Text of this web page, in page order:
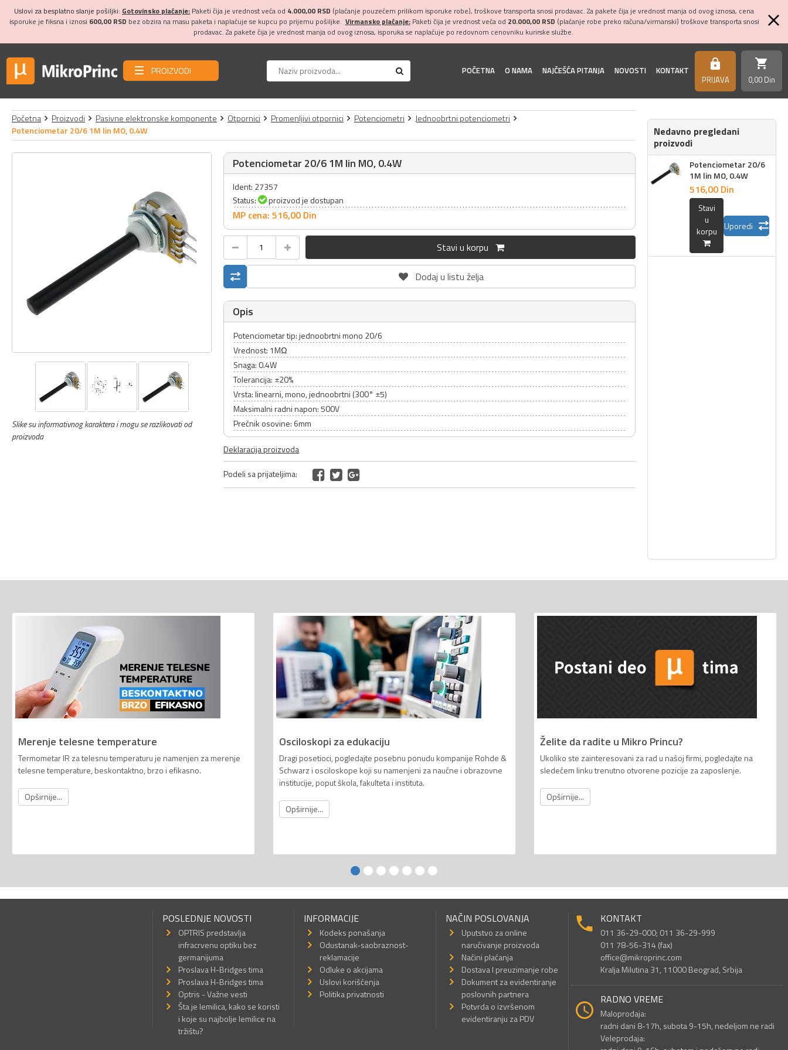
Uslovi za besplatno slanje pošiljki: Gotovinsko plaćanje: Paketi čija je vrednost veća od 4.000,00 RSD (plaćanje pouzećem prilikom isporuke robe), troškove transporta snosi prodavac. Za pakete čija je vrednost manja od ovog iznosa, cena
isporuke je fiksna i iznosi 600,00 RSD bez obzira na masu paketa i naplaćuje se kupcu po prijemu pošiljke. Virmansko plaćanje:Paketi čija je vrednost veća od 20.000,00 RSD (plaćanje robe preko računa/virmanski) troškove transporta snosi
prodavac. Za pakete čija je vrednost manja od ovog iznosa, isporuka se naplaćuje po redovnom cenovniku kurirske službe.
PROIZVODI POČETNA O NAMA NAJČEŠĆA PITANJA NOVOSTI KONTAKT https
PRIJAVA
shopping_cart
0,00 Din
Početna Proizvodi Pasivne elektronske komponente Otpornici Promenljivi otpornici Potenciometri
Jednoobrtni potenciometri
Potenciometar 20/6 1M lin MO, 0.4W
Slike su informativnog karaktera i mogu se razlikovati od
proizvoda
Potenciometar 20/6 1M lin MO, 0.4W
Ident: 27357
Status:
proizvod je dostupan
MP cena: 516,00 Din
Stavi u korpu
Dodaj u listu želja
Opis
Potenciometar tip: jednoobrtni mono 20/6
Vrednost: 1MΩ
Snaga: 0.4W
Tolerancija: ±20%
Vrsta: linearni, mono, jednoobrtni (300° ±5)
Maksimalni radni napon: 500V
Prečnik osovine: 6mm
Deklaracija proizvoda
Podeli sa prijateljima:
Nedavno pregledani
proizvodi
Potenciometar 20/6
1M lin MO, 0.4W
516,00 Din
Stavi
u
korpu
Uporedi
Merenje telesne temperature
Termometar IR za telesnu temperaturu je namenjen za merenje
telesne temperature, beskontaktno, brzo i efikasno.
Opširnije...
Osciloskopi za edukaciju
Dragi posetioci, pogledajte posebnu ponudu kompanije Rohde &
Schwarz i osciloskope koji su namenjeni za naučne i obrazovne
institucije, poput škola, fakulteta i instituta.
Opširnije...
Želite da radite u Mikro Princu?
Ukoliko ste zainteresovani za rad u našoj firmi, pogledajte na
sledećem linku trenutno otvorene pozicije za zaposlenje.
Opširnije...
POSLEDNJE NOVOSTI
OPTRIS predstavlja
infracrvenu optiku bez
germanijuma
Proslava H-Bridges tima
Proslava H-Bridges tima
Optris - Važne vesti
Šta je lemilica, kako se koristi
i koje su najbolje lemilice na
tržištu?
INFORMACIJE
Kodeks ponašanja
Odustanak-saobraznost-
reklamacije
Odluke o akcijama
Uslovi korišćenja
Politika privatnosti
NAČIN POSLOVANJA
Uputstvo za online
naručivanje proizvoda
Načini plaćanja
Dostava I preuzimanje robe
Dokument za evidentiranje
poslovnih partnera
Potvrda o izvršenom
evidentiranju za PDV
KONTAKT
011 36-29-000; 011 36-29-999
011 78-56-314 (fax)
office@mikroprinc.com
Kralja Milutina 31, 11000 Beograd, Srbija
RADNO VREME
Maloprodaja:
radni dani 8-17h, subota 9-15h, nedeljom ne radi
Veleprodaja: